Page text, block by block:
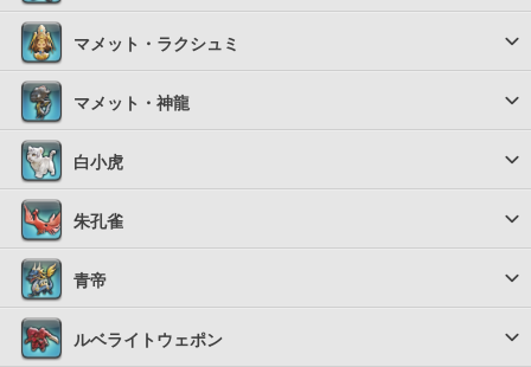
マメット・ラクシュミ
マメット・神龍
白小虎
朱孔雀
青帝
ルベライトウェポン